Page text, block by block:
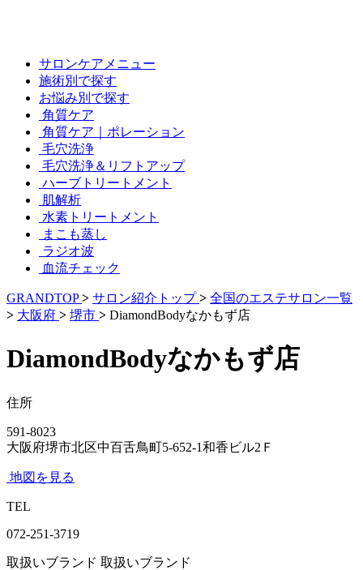
サロンケアメニュー
施術別で探す
お悩み別で探す
角質ケア
角質ケア｜ポレーション
毛穴洗浄
毛穴洗浄＆リフトアップ
ハーブトリートメント
肌解析
水素トリートメント
まこも蒸し
ラジオ波
血流チェック
GRANDTOP > サロン紹介トップ > 全国のエステサロン一覧
> 大阪府 > 堺市 > DiamondBodyなかもず店
DiamondBodyなかもず店
住所
591-8023
大阪府堺市北区中百舌鳥町5-652-1和香ビル2Ｆ
地図を見る
TEL
072-251-3719
取扱いブランド 取扱いブランド